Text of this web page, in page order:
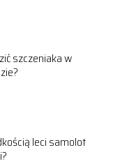
szczeniaka w
leci samolot